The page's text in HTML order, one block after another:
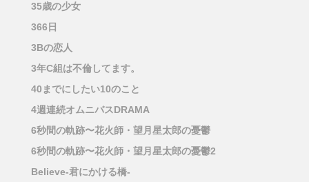
35歳の少女
366日
3Bの恋人
3年C組は不倫してます。
40までにしたい10のこと
4週連続オムニバスDRAMA
6秒間の軌跡〜花火師・望月星太郎の憂鬱
6秒間の軌跡〜花火師・望月星太郎の憂鬱2
Believe-君にかける橋-